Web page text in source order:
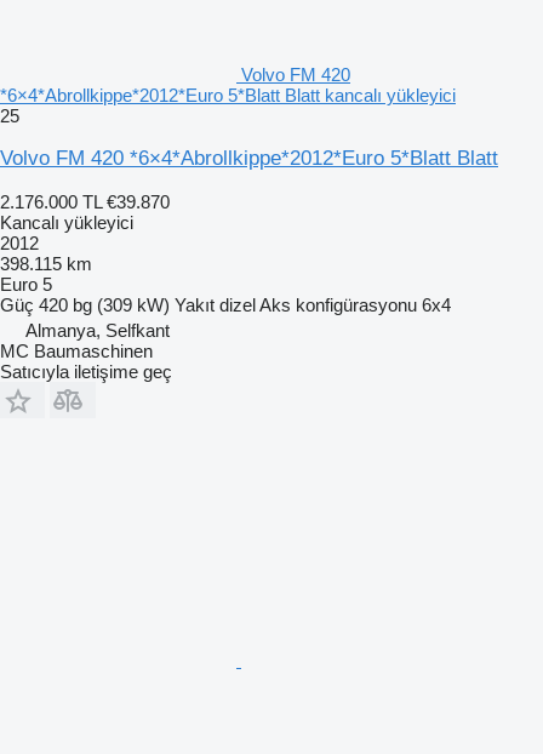
Volvo FM 420
*6×4*Abrollkippe*2012*Euro 5*Blatt Blatt kancalı yükleyici
25
Volvo FM 420 *6×4*Abrollkippe*2012*Euro 5*Blatt Blatt
2.176.000 TL €39.870
Kancalı yükleyici
2012
398.115 km
Euro 5
Güç 420 bg (309 kW) Yakıt dizelAks konfigürasyonu 6x4
Almanya, Selfkant
MC Baumaschinen
Satıcıyla iletişime geç